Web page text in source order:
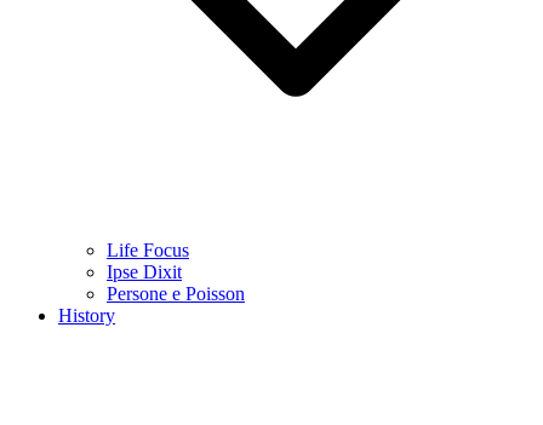
Life Focus
Ipse Dixit
Persone e Poisson
History